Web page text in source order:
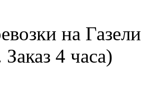
на
4 часа)